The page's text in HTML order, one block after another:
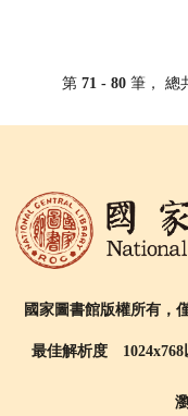
第 71 - 80 筆， 總
國家圖書館版權所有，
最佳解析度 1024x768